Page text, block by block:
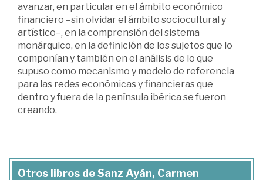
avanzar, en particular en el ámbito económico
financiero –sin olvidar el ámbito sociocultural y
artístico–, en la comprensión del sistema
monárquico, en la definición de los sujetos que lo
componían y también en el análisis de lo que
supuso como mecanismo y modelo de referencia
para las redes económicas y financieras que
dentro y fuera de la península ibérica se fueron
creando.
Otros libros de Sanz Ayán, Carmen